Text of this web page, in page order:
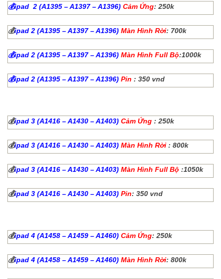
💰ipad 2 (A1395 – A1397 – A1396) Cảm Ứng: 250k
💰ipad 2 (A1395 – A1397 – A1396) Màn Hình Rời: 700k
💰ipad 2 (A1395 – A1397 – A1396) Màn Hình Full Bộ:1000k
💰ipad 2 (A1395 – A1397 – A1396) Pin : 350 vnd
💰ipad 3 (A1416 – A1430 – A1403) Cảm Ứng : 250k
💰ipad 3 (A1416 – A1430 – A1403) Màn Hình Rời : 800k
💰ipad 3 (A1416 – A1430 – A1403) Màn Hình Full Bộ :1050k
💰ipad 3 (A1416 – A1430 – A1403) Pin: 350 vnd
💰ipad 4 (A1458 – A1459 – A1460) Cảm Ứng: 250k
💰ipad 4 (A1458 – A1459 – A1460) Màn Hình Rời: 800k